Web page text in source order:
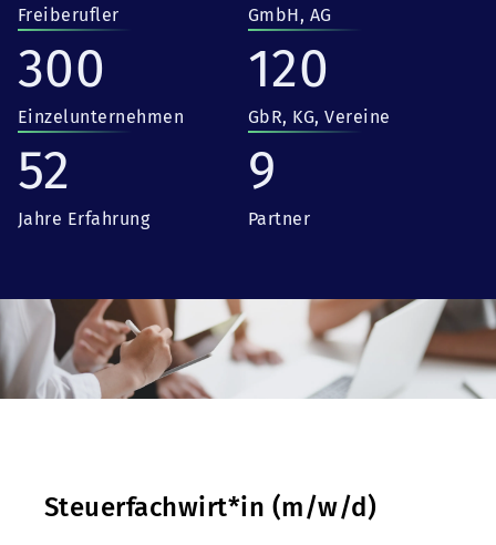
Freiberufler GmbH, AG
300
Einzelunternehmen
120
GbR, KG, Vereine
52
Jahre Erfahrung
9
Partner
Steuerfachwirt*in (m/w/d)